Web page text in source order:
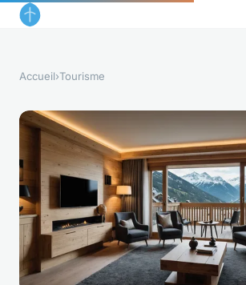
Accueil›Tourisme